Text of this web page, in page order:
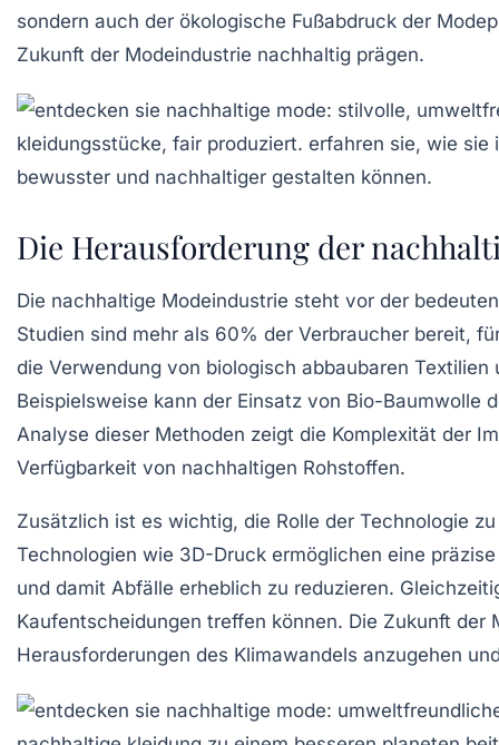
sondern auch der ökologische Fußabdruck der
Zukunft der Modeindustrie nachhaltig prägen.
Die Herausforderung der
Die nachhaltige Modeindustrie steht vor der
Studien sind mehr als 60% der Verbraucher bereit,
die Verwendung von biologisch abbaubaren Textilien
Beispielsweise kann der Einsatz von Bio-Baumwolle
Analyse dieser Methoden zeigt die Komplexität der
Verfügbarkeit von nachhaltigen Rohstoffen.
Zusätzlich ist es wichtig, die Rolle der Technologie
Technologien wie 3D-Druck ermöglichen eine
und damit Abfälle erheblich zu reduzieren.
Kaufentscheidungen treffen können. Die Zukunft
Herausforderungen des Klimawandels anzugehen